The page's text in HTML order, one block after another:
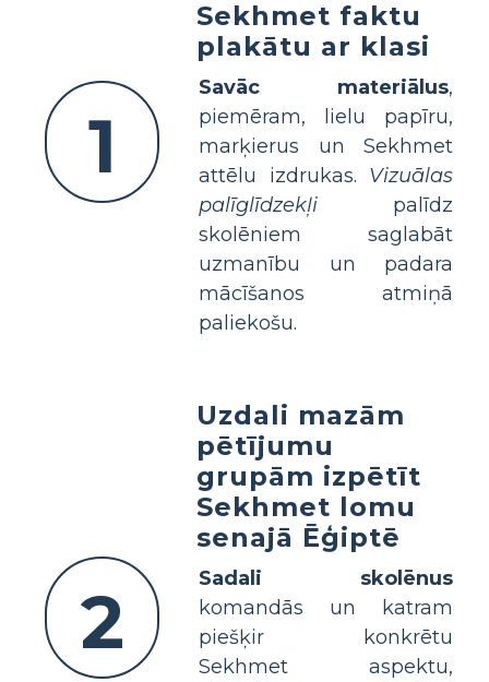
1
Sekhmet faktu
plakātu ar klasi
Savāc materiālus,
piemēram, lielu papīru,
marķierus un Sekhmet
attēlu izdrukas. Vizuālas
palīglīdzekļi palīdz
skolēniem saglabāt
uzmanību un padara
mācīšanos atmiņā
paliekošu.
2
Uzdali mazām
pētījumu
grupām izpētīt
Sekhmet lomu
senajā Ēģiptē
Sadali skolēnus
komandās un katram
piešķir konkrētu
Sekhmet aspektu,